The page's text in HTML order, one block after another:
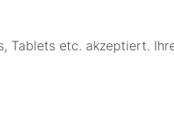
Tablets etc. akzeptiert.